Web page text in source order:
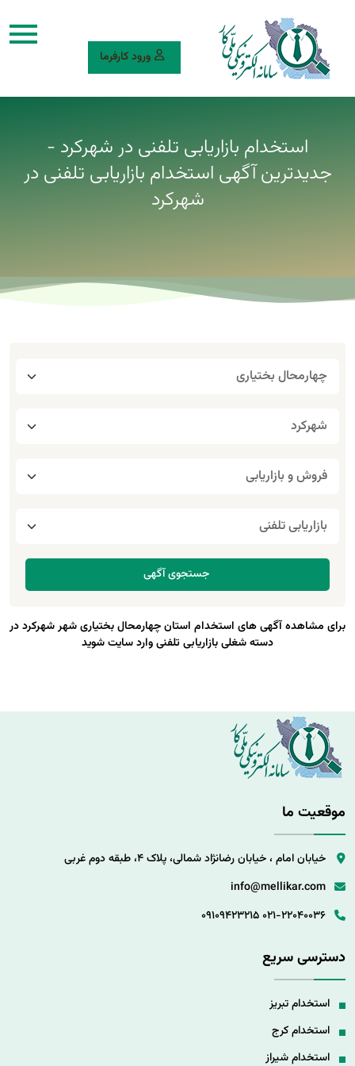
ورود کارفرما
استخدام بازاریابی تلفنی در شهرکرد -
جدیدترین آگهی استخدام بازاریابی تلفنی در
شهرکرد
برای مشاهده آگهی های استخدام استان چهارمحال بختیاری شهر شهرکرد در
دسته شغلی بازاریابی تلفنی وارد سایت شوید
موقعیت ما
خیابان امام ، خیابان رضانژاد شمالی، پلاک 4، طبقه دوم غربی
info@mellikar.com
021-22040036
09109423215
دسترسی سریع
استخدام تبریز
استخدام کرج
استخدام شیراز